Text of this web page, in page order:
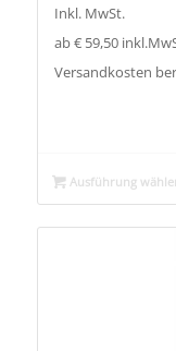
Inkl. MwSt.
ab € 59,50
Versandkosten
Ausführung